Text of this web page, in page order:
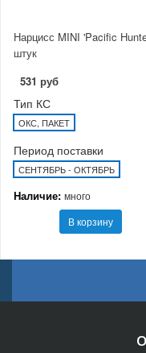
Нарцисс MINI 'Pacific
штук
531 руб
Тип КС
ОКС, ПАКЕТ
Период поставки
СЕНТЯБРЬ - ОКТЯБРЬ
Наличие: много
В корзину